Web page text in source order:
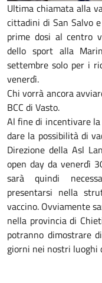
Ultima chiamata alla
cittadini di San Salvo
prime dosi al centro
dello sport alla
settembre solo per i
venerdì.
Chi vorrà ancora
BCC di Vasto.
Al fine di incentivare
dare la possibilità di
Direzione della Asl
open day da venerdì
sarà quindi
presentarsi nella
vaccino. Ovviamente
nella provincia di
potranno dimostrare
giorni nei nostri luoghi